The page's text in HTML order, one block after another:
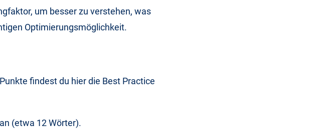
um besser zu verstehen, was
Optimierungsmöglichkeit.
findest du hier die Best Practice
(etwa 12 Wörter).